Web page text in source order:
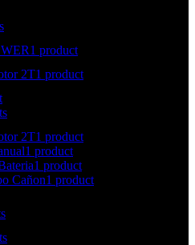
1 product
2T1 product
2T1 product
1 product
1 product
Cañon1 product